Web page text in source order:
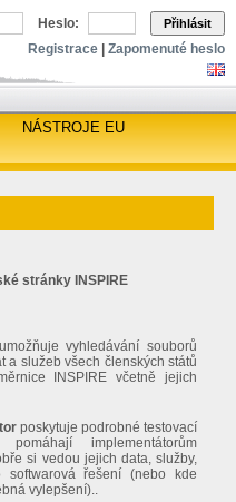
Heslo: Přihlásit
Registrace Zapomenuté heslo
NÁSTROJE EU
stránky INSPIRE
vyhledávání souborů
a služeb všech členských států
INSPIRE včetně jejich
poskytuje podrobné testovací
implementátorům
si vedou jejich data, služby,
softwarová řešení (nebo kde
vylepšení)..